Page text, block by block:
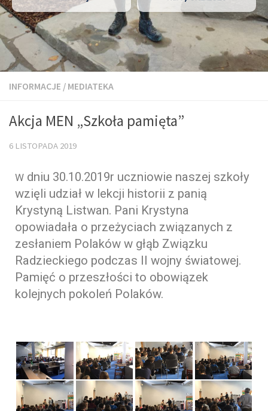
INFORMACJE / MEDIATEKA
Akcja MEN „Szkoła pamięta”
6 LISTOPADA 2019
W dniu 30.10.2019r uczniowie naszej szkoły
wzięli udział w lekcji historii z panią
Krystyną Listwan. Pani Krystyna
opowiadała o przeżyciach związanych z
zesłaniem Polaków w głąb Związku
Radzieckiego podczas II wojny światowej.
Pamięć o przeszłości to obowiązek
kolejnych pokoleń Polaków.